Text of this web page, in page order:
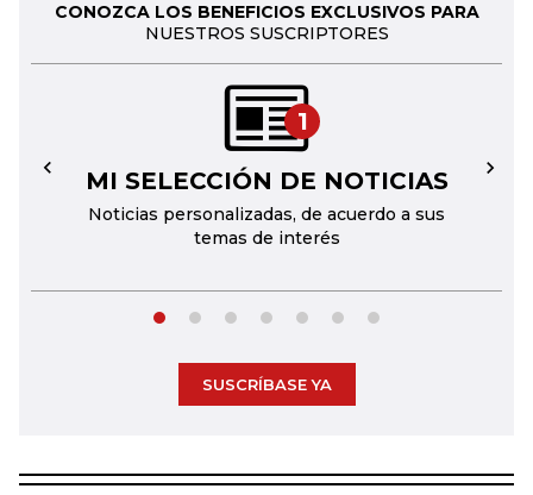
CONOZCA LOS BENEFICIOS EXCLUSIVOS PARA
NUESTROS SUSCRIPTORES
1
MI SELECCIÓN DE NOTICIAS
Noticias personalizadas, de acuerdo a sus
temas de interés
← →
SUSCRÍBASE YA